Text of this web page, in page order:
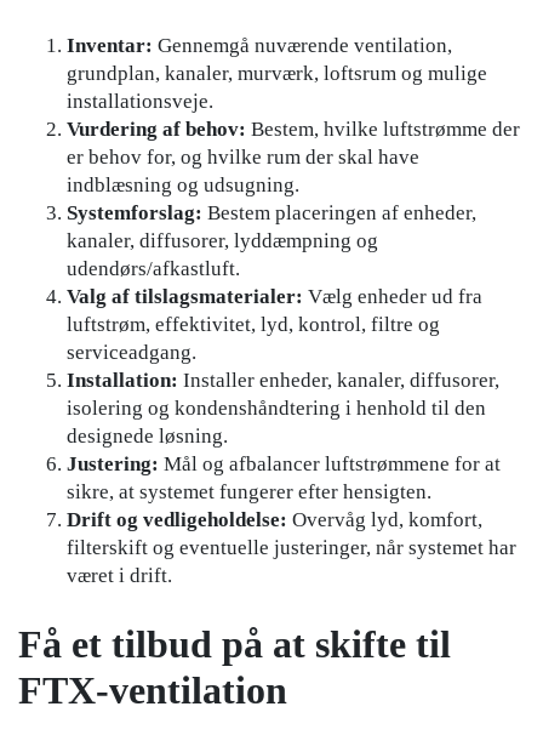
Inventar: Gennemgå nuværende ventilation,
grundplan, kanaler, murværk, loftsrum og mulige
installationsveje.
Vurdering af behov: Bestem, hvilke luftstrømme der
er behov for, og hvilke rum der skal have
indblæsning og udsugning.
Systemforslag: Bestem placeringen af enheder,
kanaler, diffusorer, lyddæmpning og
udendørs/afkastluft.
Valg af tilslagsmaterialer: Vælg enheder ud fra
luftstrøm, effektivitet, lyd, kontrol, filtre og
serviceadgang.
Installation: Installer enheder, kanaler, diffusorer,
isolering og kondenshåndtering i henhold til den
designede løsning.
Justering: Mål og afbalancer luftstrømmene for at
sikre, at systemet fungerer efter hensigten.
Drift og vedligeholdelse: Overvåg lyd, komfort,
filterskift og eventuelle justeringer, når systemet har
været i drift.
Få et tilbud på at skifte til
FTX-ventilation